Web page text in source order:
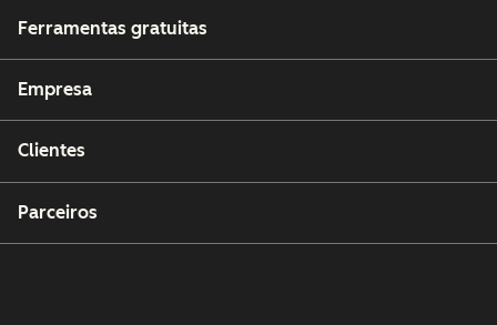
Ferramentas gratuitas
Empresa
Clientes
Parceiros